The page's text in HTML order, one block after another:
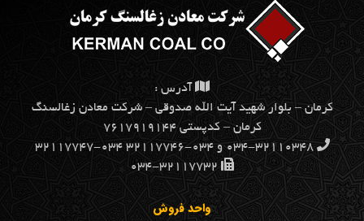
آدرس :
كرمان – بلوار شهيد آيت الله صدوقي – شركت معادن زغالسنگ
كرمان – کدپستی ۷۶۱۷۹۱۹۱۴۴
۰۳۴-۳۲۱۱۰۳۴۸ و ۰۳۴-۳۲۱۱۷۷۴۶ ۰۳۴-۳۲۱۱۷۷۴۷
۰۳۴-۳۲۱۱۷۷۳۲
واحد فروش